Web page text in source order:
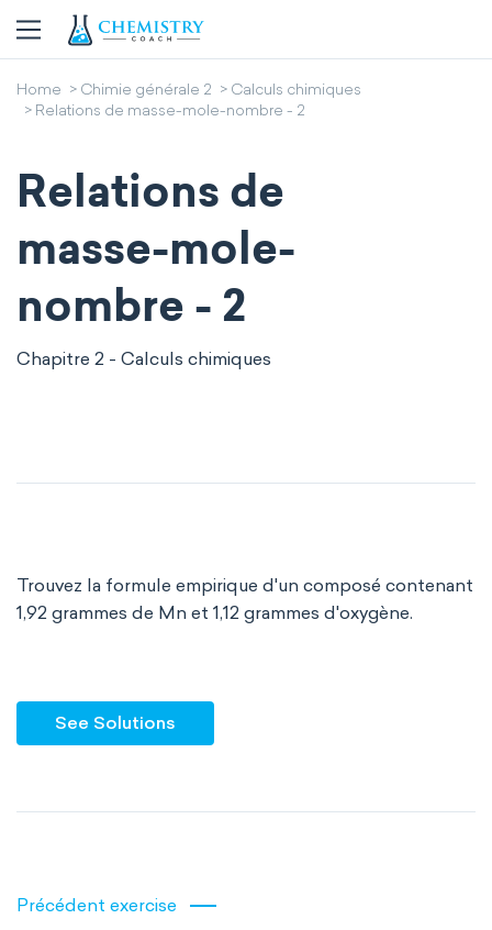
Home Chimie générale 2
Calculs chimiques
Relations de masse-mole-nombre - 2
Relations de
masse-mole-
nombre - 2
Chapitre 2 - Calculs chimiques
Trouvez la formule empirique d'un composé contenant
1,92 grammes de Mn et 1,12 grammes d'oxygène.
See Solutions
Précédent exercise